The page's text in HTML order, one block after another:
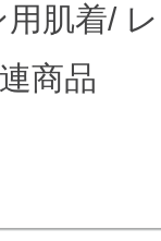
肌着/
商品